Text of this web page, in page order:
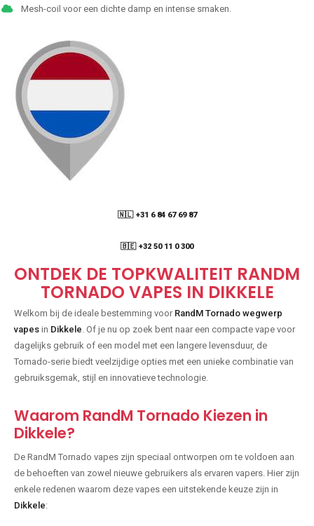
Mesh-coil voor een dichte damp en intense smaken.
🇳🇱 +31 6 84 67 69 87
🇧🇪 +32 50 11 0 300
ONTDEK DE TOPKWALITEIT RANDM
TORNADO VAPES IN DIKKELE
Welkom bij de ideale bestemming voor RandM Tornado wegwerp
vapes in Dikkele . Of je nu op zoek bent naar een compacte vape voor
dagelijks gebruik of een model met een langere levensduur, de
Tornado-serie biedt veelzijdige opties met een unieke combinatie van
gebruiksgemak, stijl en innovatieve technologie.
Waarom RandM Tornado Kiezen in
Dikkele?
De RandM Tornado vapes zijn speciaal ontworpen om te voldoen aan
de behoeften van zowel nieuwe gebruikers als ervaren vapers. Hier zijn
enkele redenen waarom deze vapes een uitstekende keuze zijn in
Dikkele: